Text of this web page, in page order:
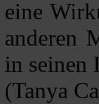
eine
anderen
in seinen
(Tanya